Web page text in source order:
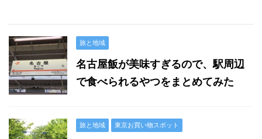
旅と地域
名古屋飯が美味すぎるので、駅周辺
で食べられるやつをまとめてみた
旅と地域 東京お買い物スポット